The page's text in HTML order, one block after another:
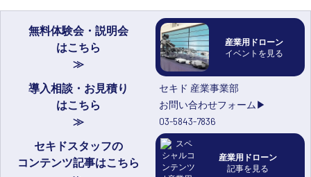
取扱店舗一覧
SEKIDO
コーポレートサイト
SEKIDO 会社概要
無料体験会・説明会
はこちら
産業用ドローン
イベントを見る
導入相談・お見積り
はこちら
セキド 産業事業部
お問い合わせフォーム▶
03-5843-7836
セキドスタッフの
コンテンツ記事はこちら
産業用ドローン
記事を見る